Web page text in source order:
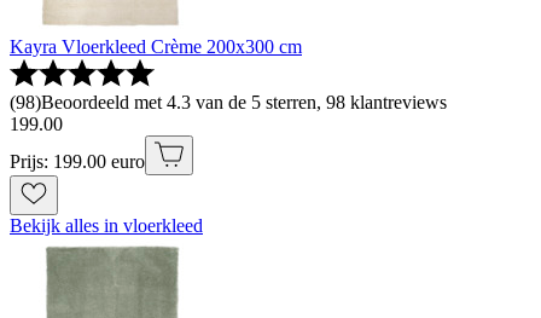
Kayra Vloerkleed Crème 200x300 cm
(98)Beoordeeld met 4.3 van de 5 sterren, 98 klantreviews
199.00
Prijs: 199.00 euro
Bekijk alles in vloerkleed